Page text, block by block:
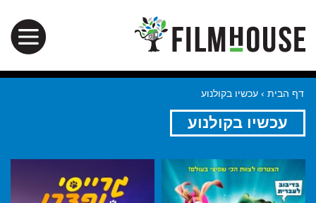
דף הבית › עכשיו בקולנוע
עכשיו בקולנוע